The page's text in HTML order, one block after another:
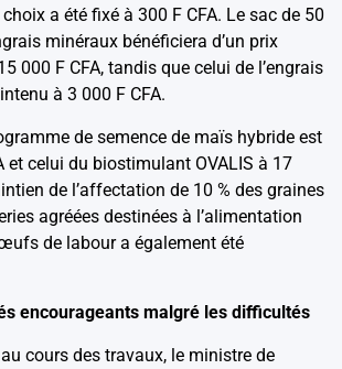
a été fixé à 300 F CFA. Le sac de 50
minéraux bénéficiera d’un prix
000 F CFA, tandis que celui de l’engrais
à 3 000 F CFA.
de semence de maïs hybride est
et celui du biostimulant OVALIS à 17
de l’affectation de 10 % des graines
agréées destinées à l’alimentation
de labour a également été
encourageants malgré les difficultés
cours des travaux, le ministre de